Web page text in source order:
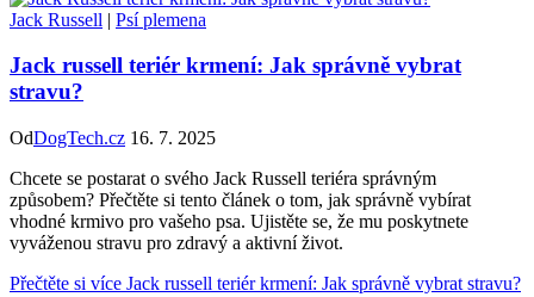
Jack Russell | Psí plemena
Jack russell teriér krmení: Jak správně vybrat
stravu?
OdDogTech.cz 16. 7. 2025
Chcete se postarat o svého Jack Russell teriéra správným
způsobem? Přečtěte si tento článek o tom, jak správně vybírat
vhodné krmivo pro vašeho psa. Ujistěte se, že mu poskytnete
vyváženou stravu pro zdravý a aktivní život.
Přečtěte si více Jack russell teriér krmení: Jak správně vybrat stravu?